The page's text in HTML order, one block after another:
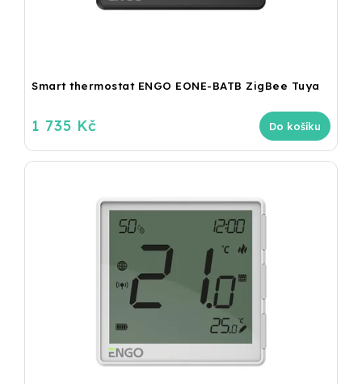
Smart thermostat ENGO EONE-BATB ZigBee Tuya
1 735 Kč Do košíku